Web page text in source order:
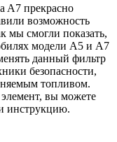
A7 прекрасно
возможность
мы смогли показать,
модели А5 и A7
данный фильтр
безопасности,
топливом.
вы можете
инструкцию.